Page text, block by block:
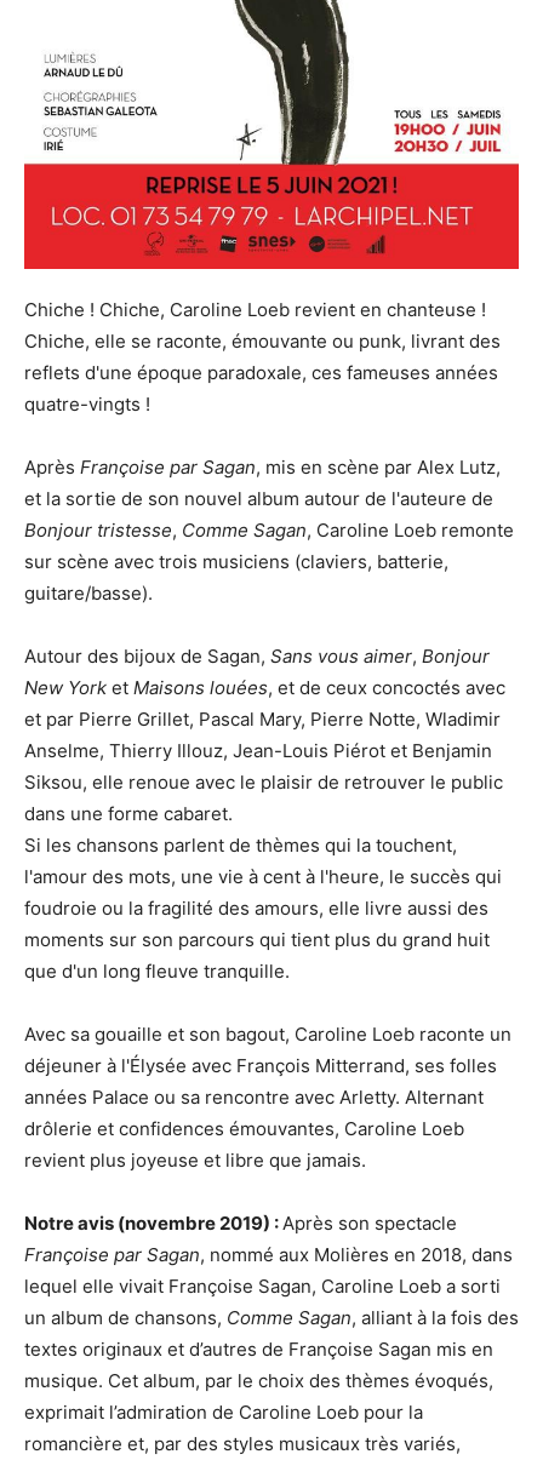
Chiche ! Chiche, Caroline Loeb revient en chanteuse !
Chiche, elle se raconte, émouvante ou punk, livrant des
reflets d'une époque paradoxale, ces fameuses années
quatre-vingts !
Après Françoise par Sagan, mis en scène par Alex Lutz,
et la sortie de son nouvel album autour de l'auteure de
Bonjour tristesse, Comme Sagan, Caroline Loeb remonte
sur scène avec trois musiciens (claviers, batterie,
guitare/basse).
Autour des bijoux de Sagan, Sans vous aimer, Bonjour
New York et Maisons louées, et de ceux concoctés avec
et par Pierre Grillet, Pascal Mary, Pierre Notte, Wladimir
Anselme, Thierry Illouz, Jean-Louis Piérot et Benjamin
Siksou, elle renoue avec le plaisir de retrouver le public
dans une forme cabaret.
Si les chansons parlent de thèmes qui la touchent,
l'amour des mots, une vie à cent à l'heure, le succès qui
foudroie ou la fragilité des amours, elle livre aussi des
moments sur son parcours qui tient plus du grand huit
que d'un long fleuve tranquille.
Avec sa gouaille et son bagout, Caroline Loeb raconte un
déjeuner à l'Élysée avec François Mitterrand, ses folles
années Palace ou sa rencontre avec Arletty. Alternant
drôlerie et confidences émouvantes, Caroline Loeb
revient plus joyeuse et libre que jamais.
Notre avis (novembre 2019) : Après son spectacle
Françoise par Sagan, nommé aux Molières en 2018, dans
lequel elle vivait Françoise Sagan, Caroline Loeb a sorti
un album de chansons, Comme Sagan, alliant à la fois des
textes originaux et d’autres de Françoise Sagan mis en
musique. Cet album, par le choix des thèmes évoqués,
exprimait l’admiration de Caroline Loeb pour la
romancière et, par des styles musicaux très variés,